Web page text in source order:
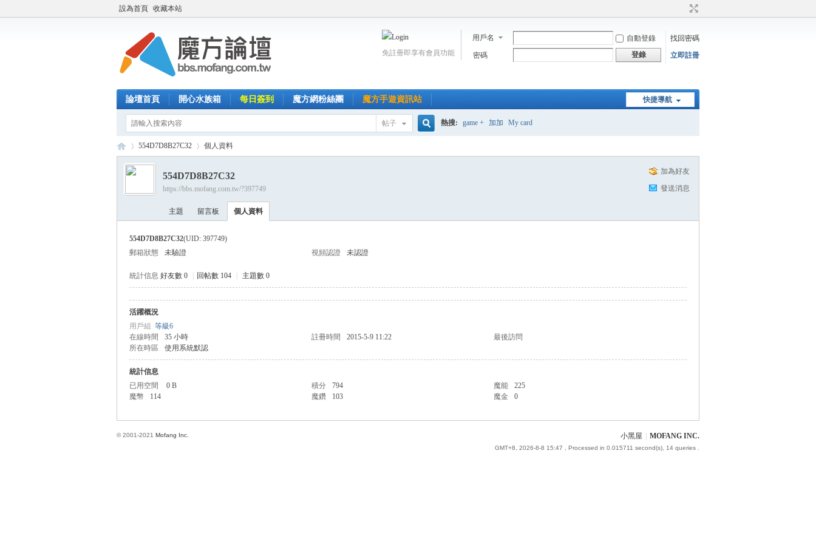
設為首頁 收藏本站
用戶名 自動登錄
找回密碼
密碼
登錄 立即註冊
免註冊即享有會員功能
快捷導航
論壇首頁 開心水族箱 每日簽到 魔方網粉絲團 魔方手遊資訊站
帖子 熱搜: game + 加加 My card
›
554D7D8B27C32 個人資料
加為好友
發送消息
554D7D8B27C32
https://bbs.mofang.com.tw/?397749
主題 留言板 個人資料
554D7D8B27C32(UID: 397749)
郵箱狀態
未驗證 視頻認證 未認證
統計信息 好友數 0 回帖數 104 主題數 0
活躍概況
用戶組 等級6
在線時間
35 小時 註冊時間 2015-5-9 11:22
最後訪問
所在時區
使用系統默認
統計信息
已用空間
0 B 積分 794 魔能
225
魔幣
114 魔鑽 103 魔金 0
小黑屋 MOFANG INC.
GMT+8, 2026-8-8 15:47 , Processed in 0.015711 second(s), 14 queries .
© 2001-2021 Mofang Inc.